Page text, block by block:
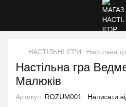
НАСТІЛЬНІ ІГРИ Настільна
Настільна гра
Малюків
Артикул: ROZUM001 Написати